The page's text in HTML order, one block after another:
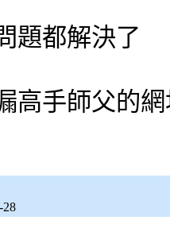
題都解決了
高手師父的
28